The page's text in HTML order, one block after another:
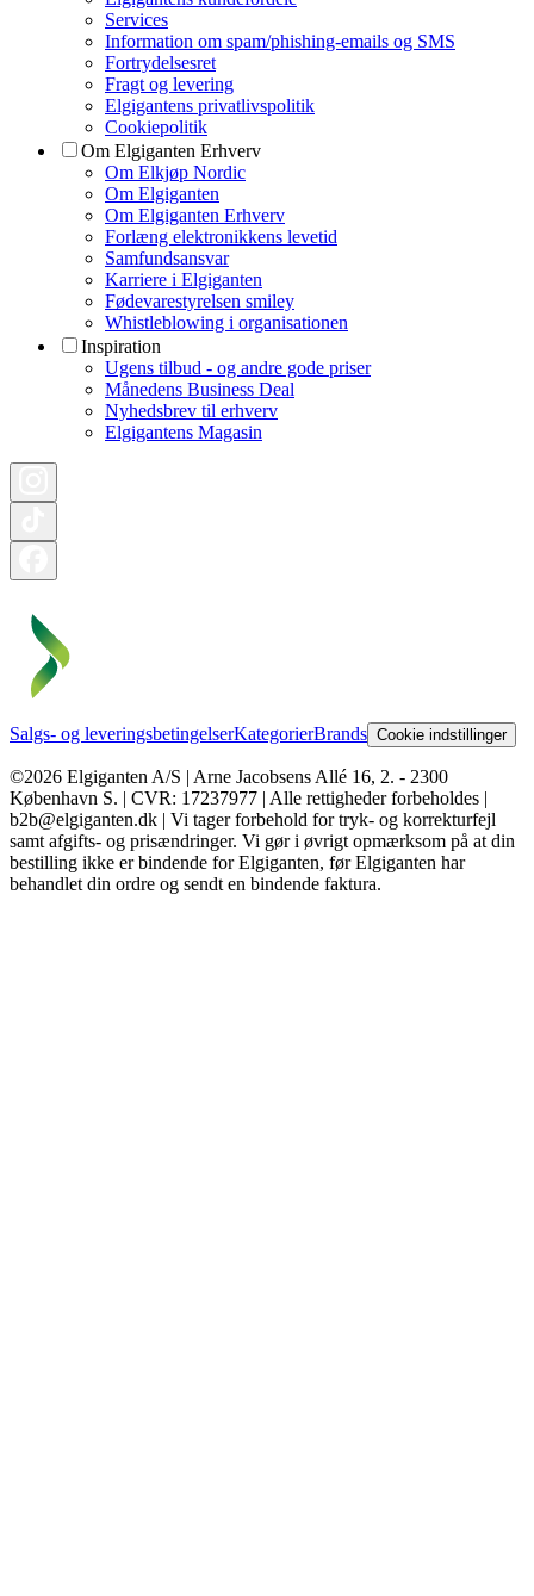
Services
Information om spam/phishing-emails og SMS
Fortrydelsesret
Fragt og levering
Elgigantens privatlivspolitik
Cookiepolitik
Om Elgiganten Erhverv
Om Elkjøp Nordic
Om Elgiganten
Om Elgiganten Erhverv
Forlæng elektronikkens levetid
Samfundsansvar
Karriere i Elgiganten
Fødevarestyrelsen smiley
Whistleblowing i organisationen
Inspiration
Ugens tilbud - og andre gode priser
Månedens Business Deal
Nyhedsbrev til erhverv
Elgigantens Magasin
Salgs- og leveringsbetingelserKategorierBrands Cookie indstillinger
©2026 Elgiganten A/S | Arne Jacobsens Allé 16, 2. - 2300
København S. | CVR: 17237977 | Alle rettigheder forbeholdes |
b2b@elgiganten.dk | Vi tager forbehold for tryk- og korrekturfejl
samt afgifts- og prisændringer. Vi gør i øvrigt opmærksom på at din
bestilling ikke er bindende for Elgiganten, før Elgiganten har
behandlet din ordre og sendt en bindende faktura.